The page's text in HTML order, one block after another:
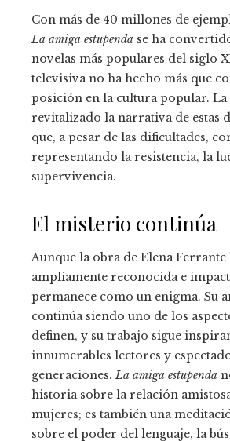
Con más de 40 millones de
La amiga estupenda se ha
novelas más populares del siglo
televisiva no ha hecho más que
posición en la cultura popular. La
revitalizado la narrativa de estas
que, a pesar de las dificultades,
representando la resistencia, la
supervivencia.
El misterio continúa
Aunque la obra de Elena Ferrante
ampliamente reconocida e
permanece como un enigma. Su
continúa siendo uno de los
definen, y su trabajo sigue
innumerables lectores y
generaciones. La amiga estupenda
historia sobre la relación
mujeres; es también una
sobre el poder del lenguaje, la